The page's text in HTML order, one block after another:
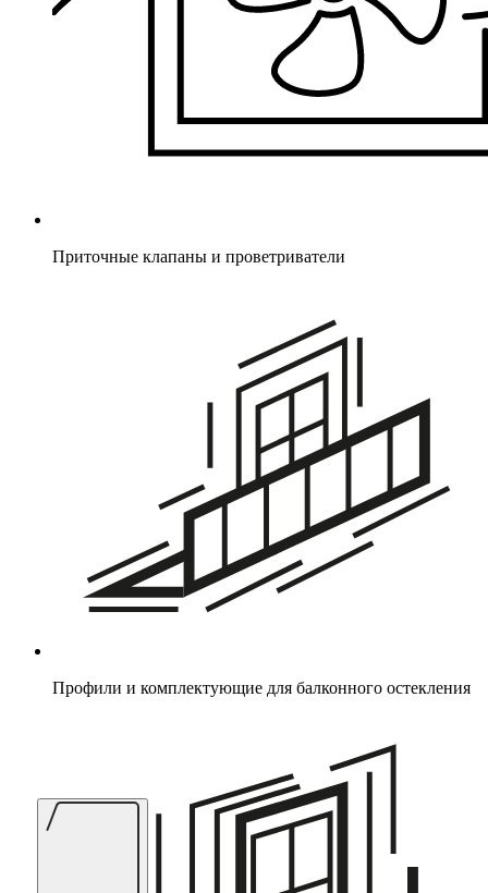
Приточные клапаны и проветриватели
Профили и комплектующие для балконного остекления